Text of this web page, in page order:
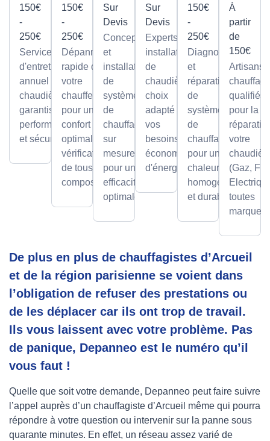
150€
-
250€
Service
d'entretien
annuel pour
chaudières,
garantissant
performance
et sécurité.
150€
-
250€
Dépannage
rapide de
votre
chauffe-eau
pour un
confort
optimal avec
vérification
de tous les
composants.
Sur
Devis
Conception
et
installation
de
systèmes
de
chauffage
sur
mesure,
pour une
efficacité
optimale.
Sur
Devis
Experts en
installation
de
chaudières,
choix
adapté à
vos
besoins et
économies
d'énergie.
150€
-
250€
Diagnostic
et
réparation
de
systèmes
de
chauffage
pour une
chaleur
homogène
et durable.
À
partir
de
150€
Artisans
qualifiés
pour la
votre
(Gaz,
toutes
marques.
De plus en plus de chauffagistes d’Arcueil
et de la région parisienne se voient dans
l’obligation de refuser des prestations ou
de les déplacer car ils ont trop de travail.
Ils vous laissent avec votre problème. Pas
de panique, Depanneo est le numéro qu’il
vous faut !
Quelle que soit votre demande, Depanneo peut faire suivre
l’appel auprès d’un chauffagiste d’Arcueil même qui pourra
répondre à votre question ou intervenir sur la panne sous
quarante minutes. En effet, un réseau assez varié de